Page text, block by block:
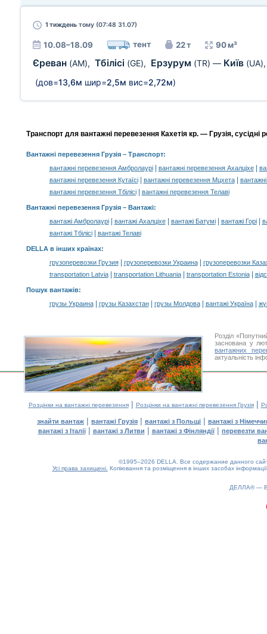
1 тиждень тому (07:48 31.07)
10.08–18.09 тент 22 т 90 м³
Єреван (AM), Тбілісі (GE), Ерзурум (TR) — Київ (UA)
(дов=13,6м шир=2,5м вис=2,72м)
Транспорт для вантажні перевезення Кахетія кр. — Грузія, сусідні
Вантажні перевезення Грузія– Транспорт:
вантажні перевезення Амбролаурі| вантажні перевезення Ахалціхе|
вантажні перевезення Кутаїсі| вантажні перевезення Мцхета|
вантажні перевезення Тбілісі| вантажні перевезення Телаві
Вантажні перевезення Грузія – Вантажі:
вантажі Амбролаурі| вантажі Ахалціхе| вантажі Батумі| вантажі Горі|
вантажі Тбілісі| вантажі Телаві
DELLA в інших країнах:
грузоперевозки Грузия| грузоперевозки Украина|
грузоперевозки
transportation Latvia| transportation Lithuania| transportation Estonia|
Пошук вантажів:
грузы Украина| грузы Казахстан| грузы Молдова| вантажі Україна|
Розділ
заснована у
вантажних
актуальність
Розцінки на вантажні перевезення| Розцінки на вантажні перевезення Грузія|
знайти вантаж | вантажі Грузія | вантажі з Польщі | вантажі з
вантажі з Італії| вантажі з Литви | вантажі з Фінляндії| перевезти
©1995–2026 DELLA. Все содержание данного
Усі права захищені. Копіювання та розміщення в інших засобах
ДЕЛЛА® —